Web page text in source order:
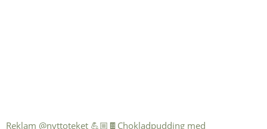
Reklam @nyttoteket 💪🏼🍫Chokladpudding med